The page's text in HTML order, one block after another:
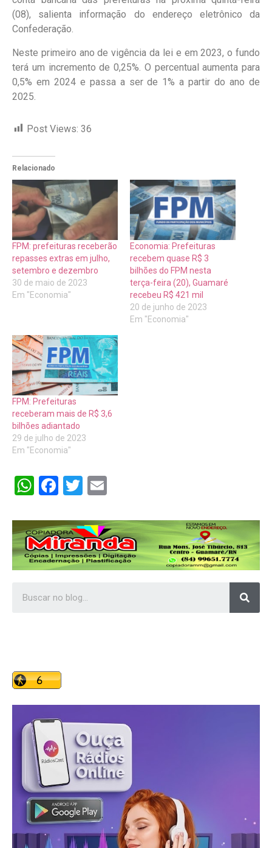
(08), salienta informação do endereço eletrônico da
Confederação.
Neste primeiro ano de vigência da lei e em 2023, o fundo
terá um incremento de 0,25%. O percentual aumenta para
0,5% em 2024 e passa a ser de 1% a partir do ano de
2025.
Post Views: 36
Relacionado
FPM: prefeituras receberão
repasses extras em julho,
setembro e dezembro
30 de maio de 2023
Em "Economia"
Economia: Prefeituras
recebem quase R$ 3
bilhões do FPM nesta
terça-feira (20), Guamaré
recebeu R$ 421 mil
20 de junho de 2023
Em "Economia"
FPM: Prefeituras
receberam mais de R$ 3,6
bilhões adiantado
29 de julho de 2023
Em "Economia"
WhatsApp
Facebook
Twitter